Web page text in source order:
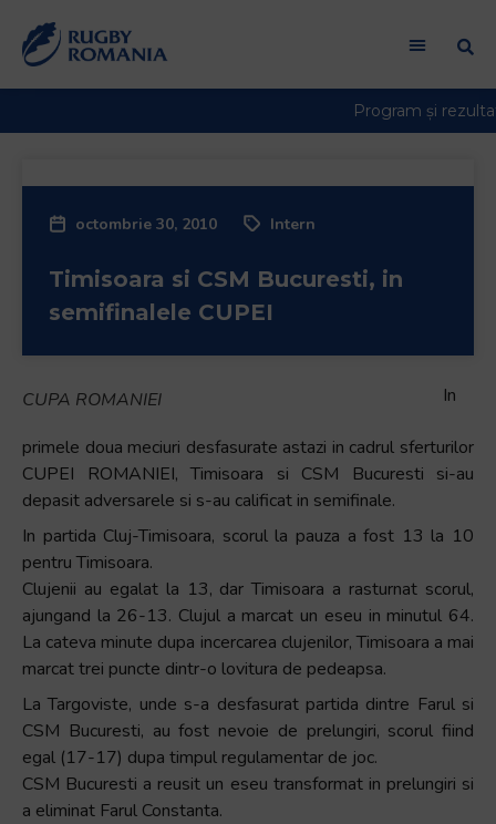
octombrie 30, 2010 Intern
Timisoara si CSM Bucuresti, in
semifinalele CUPEI
CUPA ROMANIEI In
primele doua meciuri desfasurate astazi in cadrul sferturilor
CUPEI ROMANIEI, Timisoara si CSM Bucuresti si-au
depasit adversarele si s-au calificat in semifinale.
In partida Cluj-Timisoara, scorul la pauza a fost 13 la 10
pentru Timisoara.
Clujenii au egalat la 13, dar Timisoara a rasturnat scorul,
ajungand la 26-13. Clujul a marcat un eseu in minutul 64.
La cateva minute dupa incercarea clujenilor, Timisoara a mai
marcat trei puncte dintr-o lovitura de pedeapsa.
La Targoviste, unde s-a desfasurat partida dintre Farul si
CSM Bucuresti, au fost nevoie de prelungiri, scorul fiind
egal (17-17) dupa timpul regulamentar de joc.
CSM Bucuresti a reusit un eseu transformat in prelungiri si
a eliminat Farul Constanta.